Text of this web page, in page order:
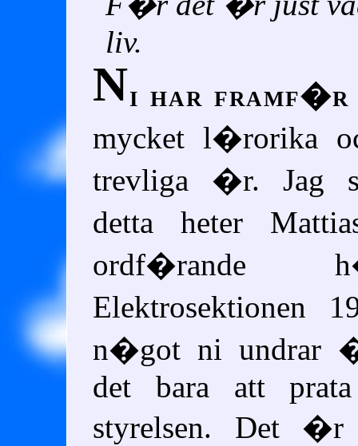
liv.
Ni har framf�r
mycket l�rorika
trevliga �r. Jag
detta heter
Elektrosektionen
n�got ni
det bara att
styrelsen. Det